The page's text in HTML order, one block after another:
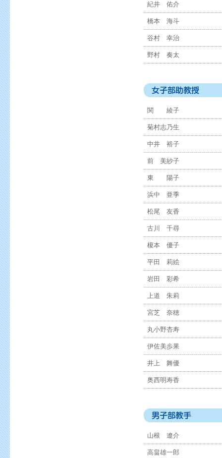
紀井 佑介
橋本 海斗
谷村 幸治
野村 奏太
関 綾子
菊村志乃生
中井 裕子
前 美紗子
東 陽子
浜中 亜季
松尾 友香
古川 千尋
榎本 優子
平田 莉絵
岩田 彩希
上道 朱莉
宮芝 奈穂
丸小野杏寿
伊佐美歩果
井上 舞優
奥西明寿香
山根 遼介
高畠雄一郎